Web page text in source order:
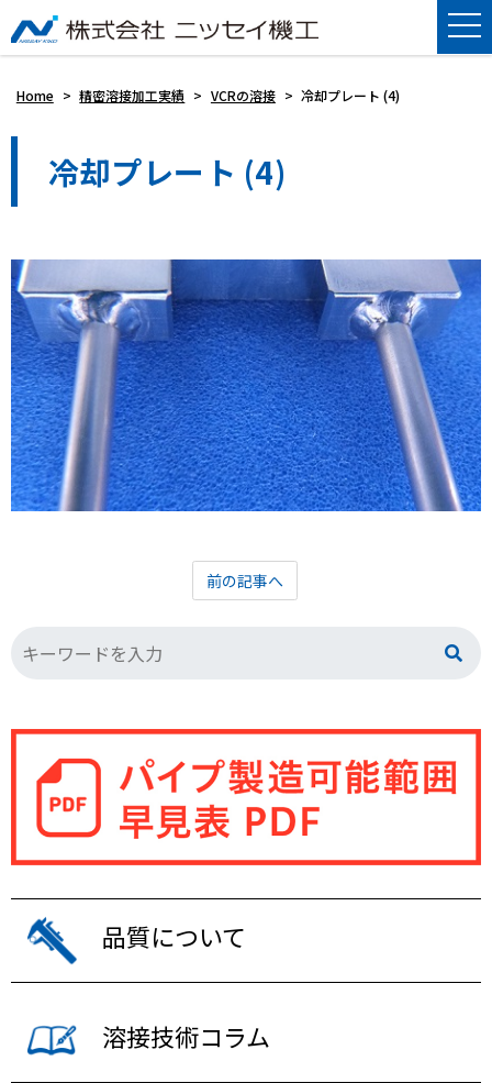
Home > 精密溶接加工実績 > VCRの溶接 > 冷却プレート (4)
冷却プレート (4)
前の記事へ
品質について
溶接技術コラム